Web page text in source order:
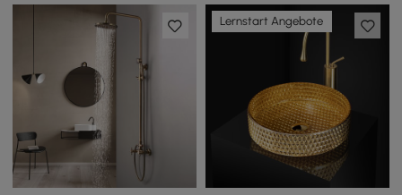
Lernstart Angebote